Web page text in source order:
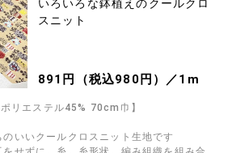
いろいろな鉢植えのクールクロ
スニット
891円（税込980円）／1m
リエステル45% 70cm巾】
いいクールクロスニット生地です